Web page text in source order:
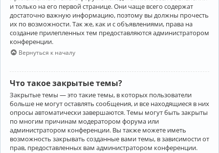
и только на его первой странице. Они чаще всего содержат
достаточно важную информацию, поэтому вы должны прочесть
их по возможности. Так же, как и с объявлениями, права на
создание прилепленных тем предоставляются администратором
конференции.
Вернуться к началу
Что такое закрытые темы?
Закрытые темы — это такие темы, в которых пользователи
больше не могут оставлять сообщения, и все находящиеся в них
опросы автоматически завершаются. Темы могут быть закрыты
по многим причинам модератором форума или
администратором конференции. Вы также можете иметь
возможность закрывать созданные вами темы, в зависимости от
прав, предоставленных вам администратором конференции.